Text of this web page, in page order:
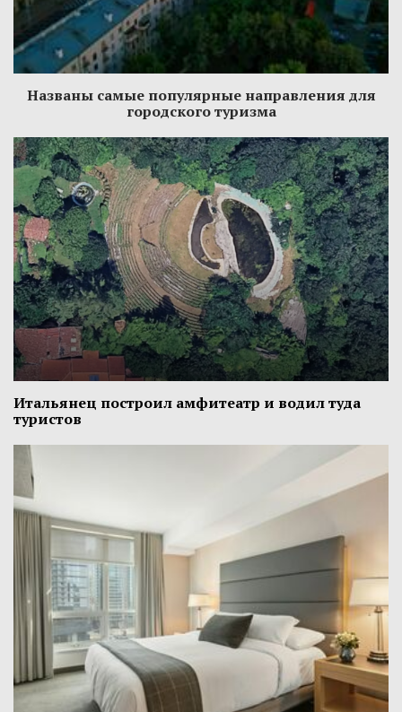
Названы самые популярные направления для
городского туризма
Итальянец построил амфитеатр и водил туда
туристов